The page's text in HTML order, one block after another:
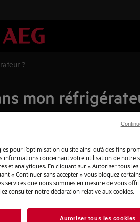
?
mon
Boutique en
détachées
Pour profiter
découvrez tous les
produits
besoins, du
pour l’optimisation du site ainsi qu’à des fins
informations concernant votre utilisation de notre
et analytiques. En cliquant sur « Autoriser tous les
« Continuer sans accepter » vous bloquez
services que nous sommes en mesure de vous
consulter notre déclaration relative aux cookies.
Autoriser tous les cookies